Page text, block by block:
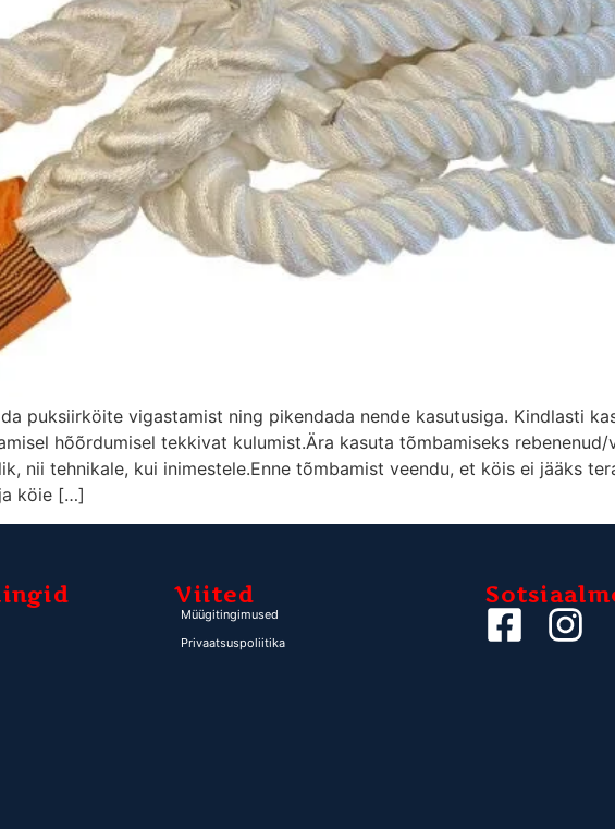
puksiirköite vigastamist ning pikendada nende kasutusiga. Kindlasti
hõõrdumisel tekkivat kulumist.Ära kasuta tõmbamiseks
nii tehnikale, kui inimestele.Enne tõmbamist veendu, et köis ei jääks
köie […]
Viited
Müügitingimused
Privaatsuspoliitika